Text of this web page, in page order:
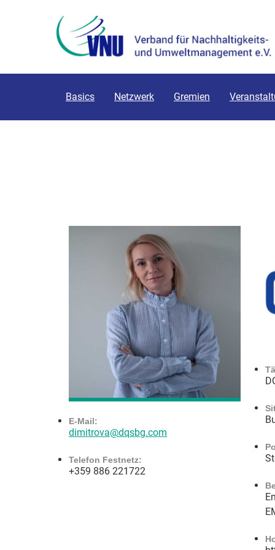
Basics Netzwerk Gremien
E-Mail:
dimitrova@dqsbg.com
Telefon Festnetz:
+359 886 221722